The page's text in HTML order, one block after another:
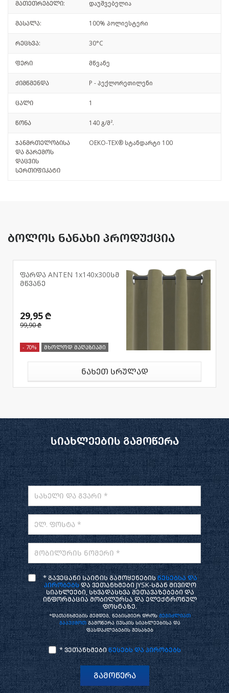
მათეთრებელი: დაუშვებელია
მასალა: 100% პოლიესტერი
რეცხვა: 30°C
ფერი მწვანე
ქიმწმენდა P - პექლორეთილენი
ცალი 1
წონა 140 გ/მ².
ჯანმრთელობისა
და გარემოს
დაცვის
სერთიფიკატი
OEKO-TEX® სტანდარტი 100
ბოლოს ნანახი პროდუქცია
ფარდა ANTEN 1x140x300სმ
მწვანე
29,95 ₾
99,90 ₾
- 70% მხოლოდ მაღაზიაში
ნახეთ სრულად
სიახლეების გამოწერა
სახელი და გვარი *
ელ. ფოსტა *
მობილურის ნომერი *
* გავეცანი საიტის გამოყენებისწესებსა და
პირობებსდა ვეთანხმები JYSK-სგან მივიღო
სიახლეები, სხვადასხვა შეთავაზებები და
ინფორმაცია მობილურსა და ელექტრონულ
ფოსტაზე.
*დათანხმების შემდეგ, ნებისმიერ დროს შეგიძლიათ
გააუქმოთგამოწერა იუსკის სიახლეებისა და
ფასდაკლებების შესახებ
* ვეთანხმები წესებს და პირობებს
გამოწერა